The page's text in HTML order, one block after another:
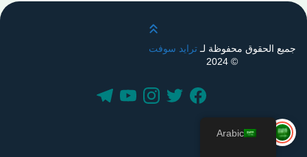
قم بالتمرير لأعلى
جميع الحقوق محفوظة لـترايد سوفت
© 2024
Arabic